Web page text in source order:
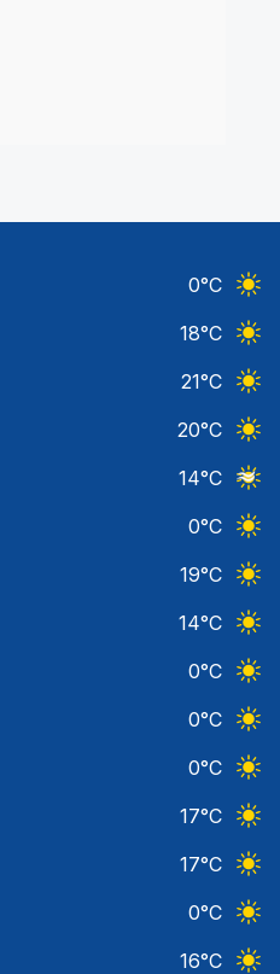
0°C
18°C
21°C
20°C
14°C
0°C
19°C
14°C
0°C
0°C
0°C
17°C
17°C
0°C
16°C